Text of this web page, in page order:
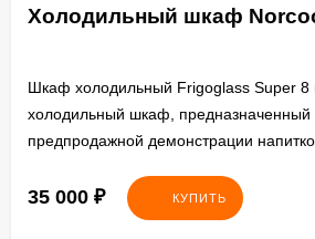
Холодильный шкаф
Шкаф холодильный Frigoglass Super 8
холодильный шкаф, предназначенный
предпродажной демонстрации
35 000 ₽ КУПИТЬ